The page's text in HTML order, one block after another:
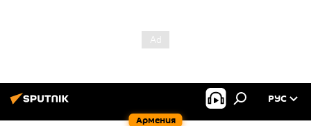
Армения
РУС